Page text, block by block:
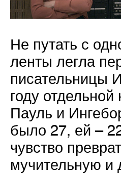
Не путать с
ленты легла
писательницы
году
Пауль и
было 27, ей –
чувство
мучительную и